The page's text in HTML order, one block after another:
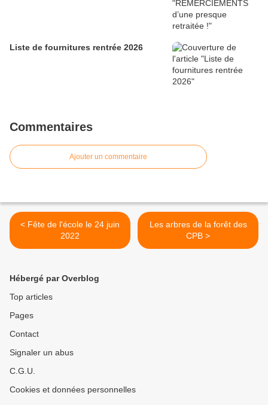
Liste de fournitures rentrée 2026
Commentaires
Ajouter un commentaire
< Fête de l'école le 24 juin
2022
Les arbres de la forêt des
CPB >
Hébergé par Overblog
Top articles
Pages
Contact
Signaler un abus
C.G.U.
Cookies et données personnelles